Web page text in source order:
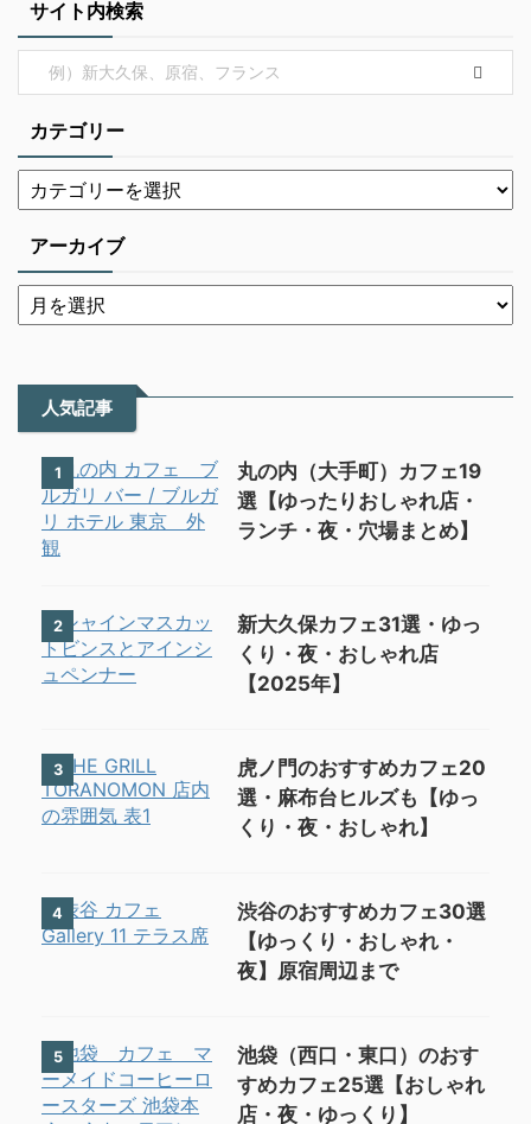
サイト内検索
カテゴリー
アーカイブ
人気記事
1
丸の内（大手町）カフェ19
選【ゆったりおしゃれ店・
ランチ・夜・穴場まとめ】
2
新大久保カフェ31選・ゆっ
くり・夜・おしゃれ店
【2025年】
3
虎ノ門のおすすめカフェ20
選・麻布台ヒルズも【ゆっ
くり・夜・おしゃれ】
4
渋谷のおすすめカフェ30選
【ゆっくり・おしゃれ・
夜】原宿周辺まで
5
池袋（西口・東口）のおす
すめカフェ25選【おしゃれ
店・夜・ゆっくり】